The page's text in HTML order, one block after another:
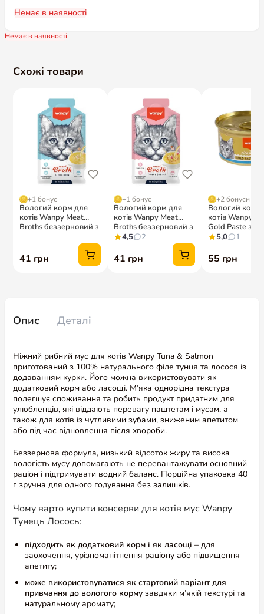
Немає в наявності
Немає в наявності
Схожі товари
Опис Деталі
Ніжний рибний мус для котів Wanpy Tuna & Salmon
приготований з 100% натурального філе тунця та лосося із
додаванням курки. Його можна використовувати як
додатковий корм або ласощі. М’яка однорідна текстура
полегшує споживання та робить продукт придатним для
улюбленців, які віддають перевагу паштетам і мусам, а
також для котів із чутливими зубами, зниженим апетитом
або під час відновлення після хвороби.
Беззернова формула, низький відсоток жиру та висока
вологість мусу допомагають не перевантажувати основний
раціон і підтримувати водний баланс. Порційна упаковка 40
г зручна для одного годування без залишків.
Чому варто купити консерви для котів мус Wanpy
Тунець Лосось:
підходить як додатковий корм і як ласощі – для
заохочення, урізноманітнення раціону або підвищення
апетиту;
може використовуватися як стартовий варіант для
привчання до вологого корму завдяки м’якій текстурі та
натуральному аромату;